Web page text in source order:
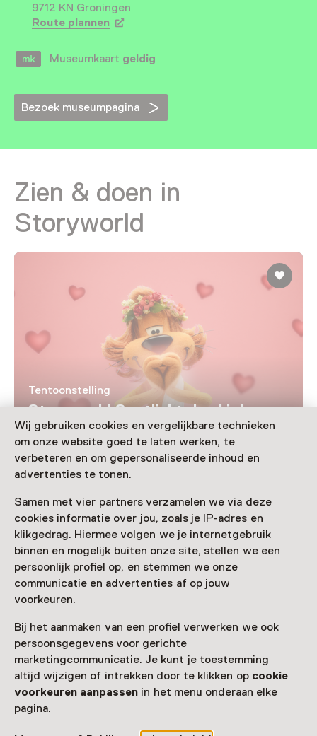
Wij gebruiken cookies en vergelijkbare technieken
om onze website goed te laten werken, te
verbeteren en om gepersonaliseerde inhoud en
advertenties te tonen.
Samen met vier partners verzamelen we via deze
cookies informatie over jou, zoals je IP-adres en
klikgedrag. Hiermee volgen we je internetgebruik
binnen en mogelijk buiten onze site, stellen we een
persoonlijk profiel op, en stemmen we onze
communicatie en advertenties af op jouw
voorkeuren.
Bij het aanmaken van een profiel verwerken we ook
persoonsgegevens voor gerichte
marketingcommunicatie. Je kunt je toestemming
altijd wijzigen of intrekken door te klikken op cookie
voorkeuren aanpassen in het menu onderaan elke
pagina.
9712 KN Groningen
Route plannen Opent in een nieuw tabblad
Museumkaart geldig
Bezoek museumpagina
Zien & doen in
Storyworld
Tentoonstelling
Storyworld Spotlight: Loeki de
Leeuw
T/m 9 januari 2027 van 10:00 tot 17:00
Nog meer ontdekken